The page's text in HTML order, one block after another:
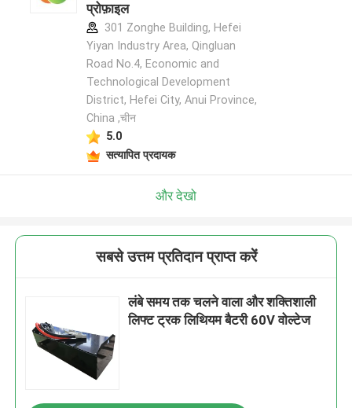
प्रोफ़ाइल
301 Zonghe Building, Hefei
Yiyan Industry Area, Qingluan
Road No.4, Economic and
Technological Development
District, Hefei City, Anui Province,
China ,चीन
5.0
सत्यापित प्रदायक
और देखो
सबसे उत्तम प्रतिदान प्राप्त करें
लंबे समय तक चलने वाला और शक्तिशाली
लिफ्ट ट्रक लिथियम बैटरी 60V वोल्टेज